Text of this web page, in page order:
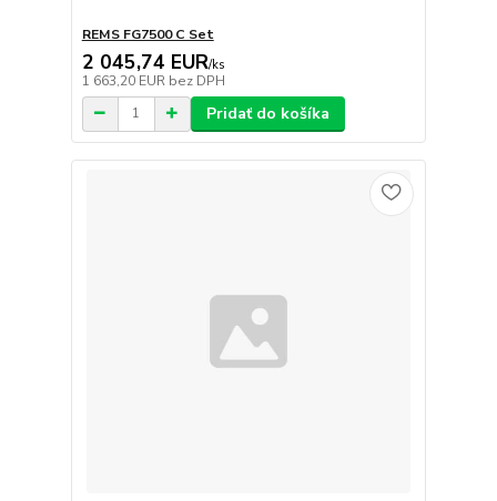
REMS FG7500 C Set
2 045,74 EUR/ks
1 663,20 EUR bez DPH
Pridať do košíka